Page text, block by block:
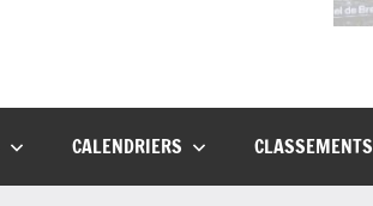
CALENDRIERS CLASSEMENTS